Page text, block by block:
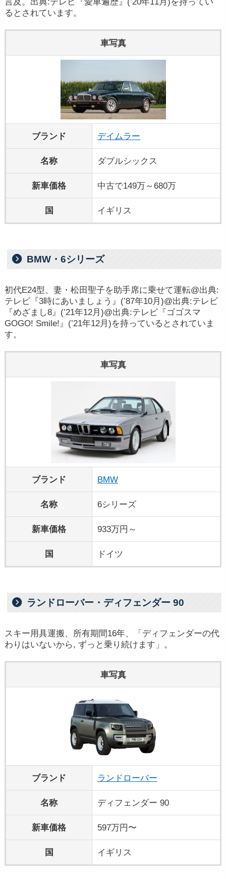
るとされています。
車写真
ブランド デイムラー
名称 ダブルシックス
新車価格 中古で149万～680万
国 イギリス
BMW・6シリーズ
初代E24型、妻・松田聖子を助手席に乗せて運転@出典:
テレビ『3時にあいましょう』(’87年10月)@出典:テレビ
『めざまし8』(’21年12月)@出典:テレビ『ゴゴスマ
GOGO! Smile!』(’21年12月)を持っているとされていま
す。
車写真
ブランド BMW
名称 6シリーズ
新車価格 933万円～
国 ドイツ
ランドローバー・ディフェンダー 90
スキー用具運搬、所有期間16年、「ディフェンダーの代
わりはいないから, ずっと乗り続けます」。
車写真
ブランド ランドローバー
名称 ディフェンダー 90
新車価格 597万円〜
国 イギリス